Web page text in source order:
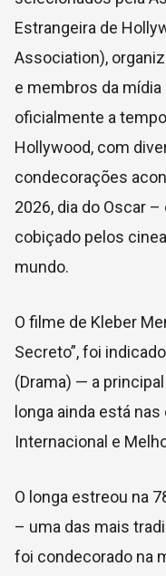
Estrangeira de
Association),
e membros da
oficialmente a
Hollywood, com
condecorações
2026, dia do Oscar
cobiçado pelos
mundo.
O filme de Kleber
Secreto”, foi
(Drama) — a
longa ainda está
Internacional e
O longa estreou na
– uma das mais
foi condecorado na